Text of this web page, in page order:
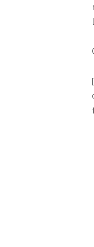
SUIVEZ-NOUS